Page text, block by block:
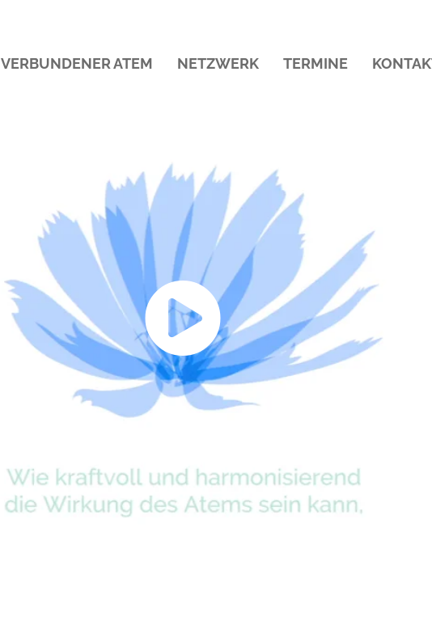
VERBUNDENER ATEM NETZWERK TERMINE